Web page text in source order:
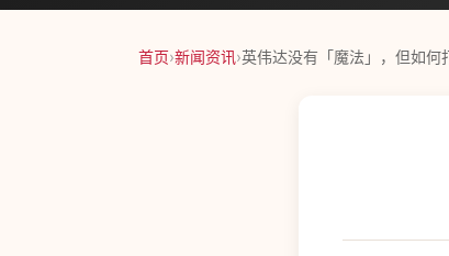
首页›新闻资讯›英伟达没有「魔法」，但如何